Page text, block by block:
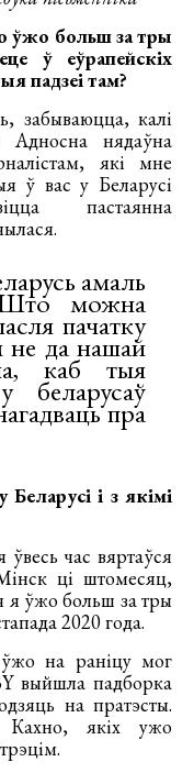
ўжо больш за тры
ў еўрапейскіх
падзеі там?
калі
нядаўна
які мне
ў вас у Беларусі
пастаянна
амаль
Што можна
пачатку
не да нашай
каб тыя
беларусаў
пра
і з якімі
час вяртаўся
ці штомесяц,
я ўжо больш за тры
2020 года.
на раніцу мог
выйшла падборка
на пратэсты.
Кахно, якіх ужо